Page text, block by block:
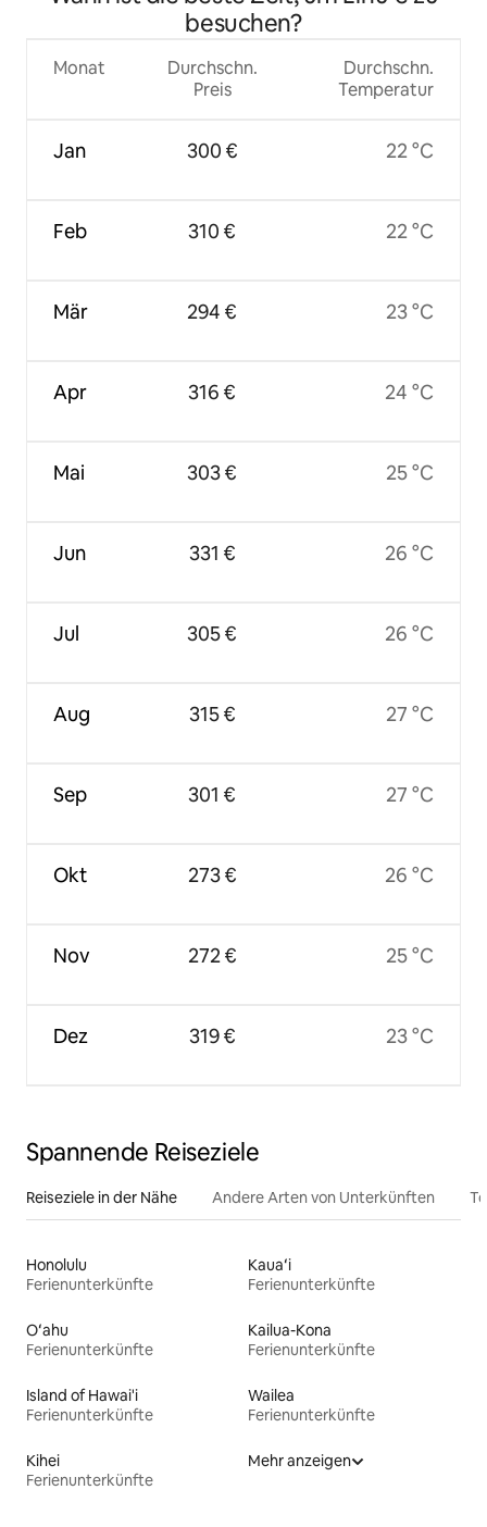
besuchen?
Monat
Jan
Feb
Mär
Apr
Mai
Jun
Jul
Aug
Sep
Okt
Nov
Dez
Durchschn.
Preis
300 €
310 €
294 €
316 €
303 €
331 €
305 €
315 €
301 €
273 €
272 €
319 €
Durchschn.
Temperatur
22 °C
22 °C
23 °C
24 °C
25 °C
26 °C
26 °C
27 °C
27 °C
26 °C
25 °C
23 °C
Spannende Reiseziele
Reiseziele in der Nähe Andere Arten von Unterkünften
Honolulu
Ferienunterkünfte
Kauaʻi
Ferienunterkünfte
Oʻahu
Ferienunterkünfte
Kailua-Kona
Ferienunterkünfte
Island of Hawai'i
Ferienunterkünfte
Wailea
Ferienunterkünfte
Kihei
Ferienunterkünfte
Mehr anzeigen